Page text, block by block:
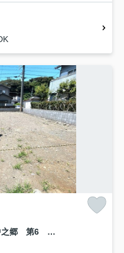
クレイドルガーデン 富士市中之郷 第6 全1棟